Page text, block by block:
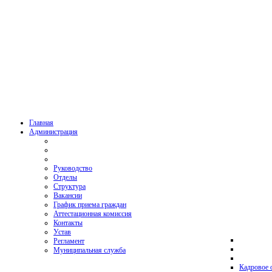
Главная
Администрация
Руководство
Отделы
Структура
Вакансии
График приема граждан
Аттестационная комиссия
Контакты
Устав
Регламент
Муниципальная служба
Кадровое